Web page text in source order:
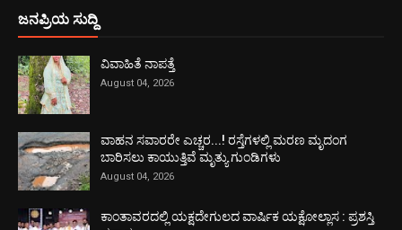
ಜನಪ್ರಿಯ ಸುದ್ದಿ
ವಿವಾಹಿತೆ ನಾಪತ್ತೆ
August 04, 2026
ವಾಹನ ಸವಾರರೇ ಎಚ್ಚರ...! ರಸ್ತೆಗಳಲ್ಲಿ ಮರಣ ಮೃದಂಗ
ಬಾರಿಸಲು ಕಾಯುತ್ತಿವೆ ಮೃತ್ಯು ಗುಂಡಿಗಳು
August 04, 2026
ಕಾಂತಾವರದಲ್ಲಿ ಯಕ್ಷದೇಗುಲದ ವಾರ್ಷಿಕ ಯಕ್ಷೋಲ್ಲಾಸ : ಪ್ರಶಸ್ತಿ